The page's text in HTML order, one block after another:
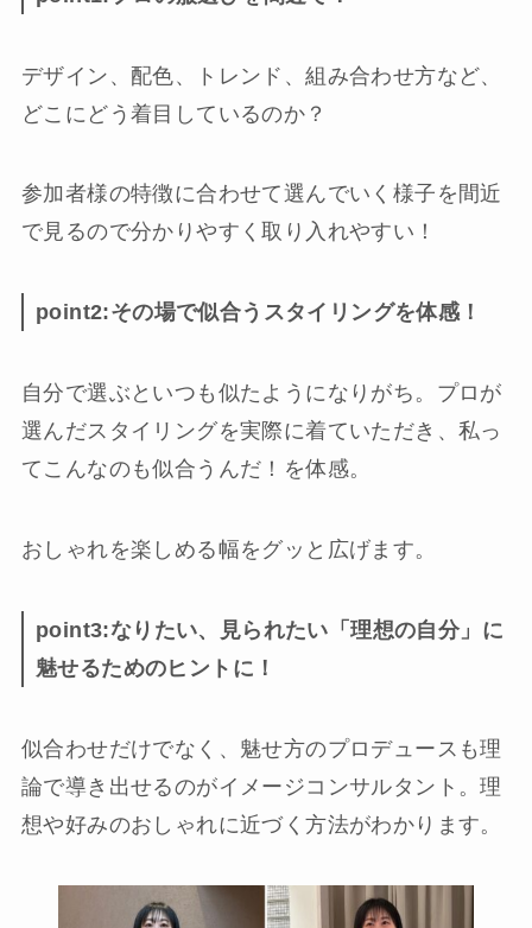
デザイン、配色、トレンド、組み合わせ方など、
どこにどう着目しているのか？
参加者様の特徴に合わせて選んでいく様子を間近
で見るので分かりやすく取り入れやすい！
point2:その場で似合うスタイリングを体感！
自分で選ぶといつも似たようになりがち。プロが
選んだスタイリングを実際に着ていただき、私っ
てこんなのも似合うんだ！を体感。
おしゃれを楽しめる幅をグッと広げます。
point3:なりたい、見られたい「理想の自分」に
魅せるためのヒントに！
似合わせだけでなく、魅せ方のプロデュースも理
論で導き出せるのがイメージコンサルタント。理
想や好みのおしゃれに近づく方法がわかります。